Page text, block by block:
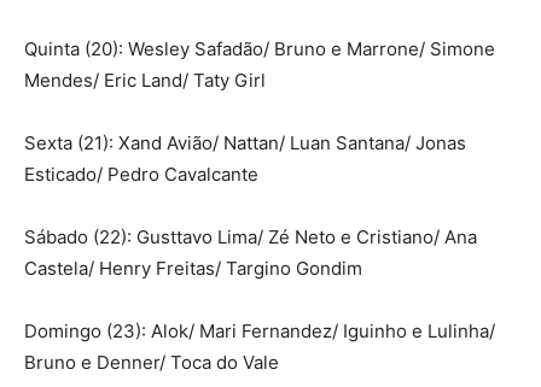
Quinta (20): Wesley Safadão/ Bruno e Marrone/ Simone
Mendes/ Eric Land/ Taty Girl
Sexta (21): Xand Avião/ Nattan/ Luan Santana/ Jonas
Esticado/ Pedro Cavalcante
Sábado (22): Gusttavo Lima/ Zé Neto e Cristiano/ Ana
Castela/ Henry Freitas/ Targino Gondim
Domingo (23): Alok/ Mari Fernandez/ Iguinho e Lulinha/
Bruno e Denner/ Toca do Vale